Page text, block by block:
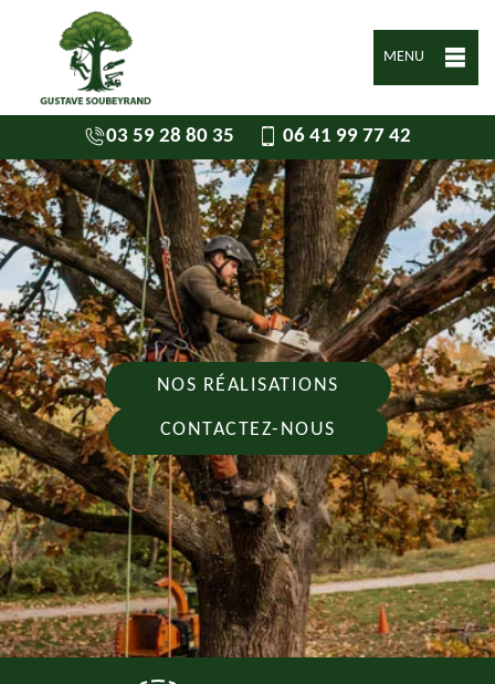
MENU
03 59 28 80 35 06 41 99 77 42
NOS RÉALISATIONS
CONTACTEZ-NOUS